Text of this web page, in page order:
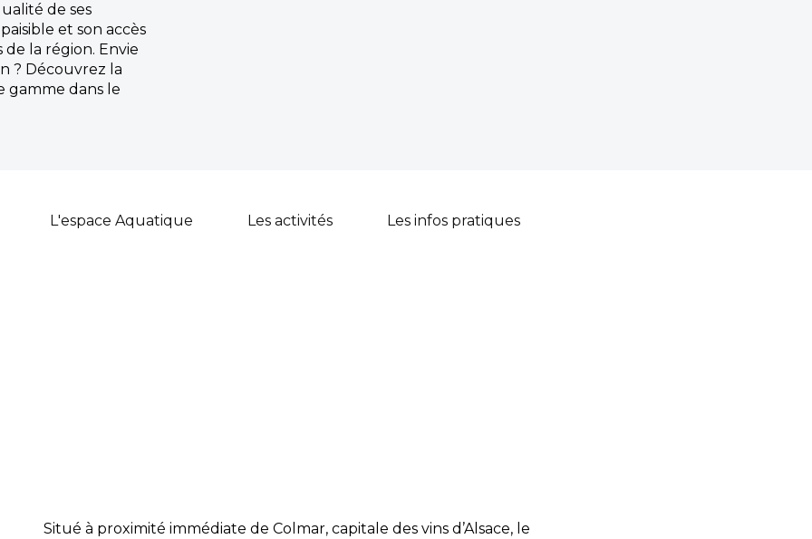
de ses
et son accès
la région. Envie
? Découvrez la
gamme dans le
L'espace Aquatique Les activités Les infos pratiques
Situé à proximité immédiate de Colmar, capitale des vins d’Alsace, le